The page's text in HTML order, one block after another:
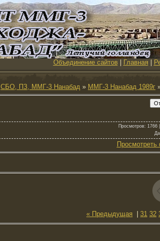
Объединение сайтов| Главная
СБО, ПЗ, ММГ-3 Нанабад » ММГ-3 Нанабад 1989г
Просмотров: 1766 |
« Предыдущая 31 32